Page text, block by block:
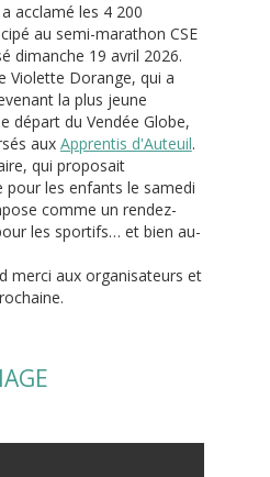
acclamé les 4 200
au semi-marathon CSE
dimanche 19 avril 2026.
Violette Dorange, qui a
la plus jeune
départ du Vendée Globe,
aux Apprentis d'Auteuil.
qui proposait
pour les enfants le samedi
comme un rendez-
les sportifs… et bien au-
merci aux organisateurs et